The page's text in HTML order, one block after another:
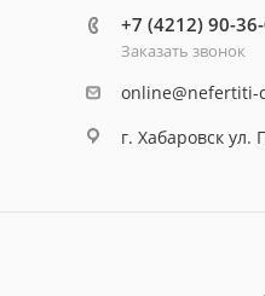
+7 (4212) 90-
Заказать звонок
online@nefertiti-
г. Хабаровск ул.